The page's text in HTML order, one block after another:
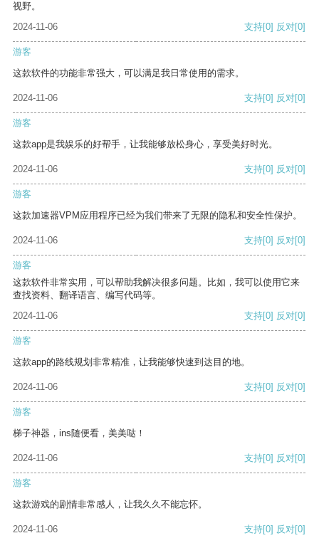
视野。
2024-11-06
支持[0] 反对[0]
游客
这款软件的功能非常强大，可以满足我日常使用的需求。
2024-11-06 支持[0] 反对[0]
游客
这款app是我娱乐的好帮手，让我能够放松身心，享受美好时光。
2024-11-06 支持[0] 反对[0]
游客
这款加速器VPM应用程序已经为我们带来了无限的隐私和安全性保护。
2024-11-06 支持[0] 反对[0]
游客
这款软件非常实用，可以帮助我解决很多问题。比如，我可以使用它来
查找资料、翻译语言、编写代码等。
2024-11-06
支持[0] 反对[0]
游客
这款app的路线规划非常精准，让我能够快速到达目的地。
2024-11-06 支持[0] 反对[0]
游客
梯子神器，ins随便看，美美哒！
2024-11-06 支持[0] 反对[0]
游客
这款游戏的剧情非常感人，让我久久不能忘怀。
2024-11-06 支持[0] 反对[0]